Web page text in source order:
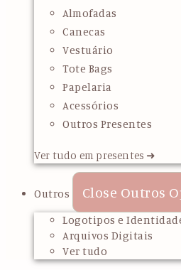
Almofadas
Canecas
Vestuário
Tote Bags
Papelaria
Acessórios
Outros Presentes
Ver tudo em presentes ➜
Outros Close Outros
Logotipos e
Arquivos Digitais
Ver tudo